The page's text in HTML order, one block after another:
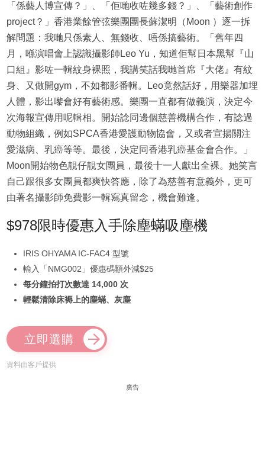
「係藝人博宣傳？」、「佢哋收咗幾多錢？」、「藝術創作
project？」香港業餘管弦樂團團長蘇潔明（Moon ）逐一拆
解問題：我哋只係素人、無錢收、唔係搞藝術。「舊年四
月，喺演唱會上認識攝影師Leo Yu，知道佢幫日本黑幫『山
口組』影咗一輯紋身裸照，我講笑話我哋首席『大佬』有紋
身、又做開gym，不如都影番輯。Leo竟然話好，用樂器加埋
人體，影出嚟會好有藝術感。樂團一直都有做義演，決定今
次海報宣傳用呢輯相。開始諗同邊個慈善機構合作，有諗過
動物組織，例如SPCA香港愛護動物協會，又或者宣揚關注
愛滋病、乳癌等等。最後，決定同香港乳癌基金會合作。」
Moon開始物色靚仔靚女團員，最後十一人獻出全裸。她笑言
自己跟很多女團員都爽快答應，除了為慈善有意義外，更可
由著名攝影師免費影一輯寫真留念，機會難逢。
$978限時優惠入手除塵蟎吸塵機
IRIS OHYAMA IC-FAC4 型號
輸入「NMG002」優惠碼額外減$25
每分鐘拍打次數達 14,000 次
輕鬆清除床褥上的塵蟎、灰塵
立即選購
資料由客戶提供
廣告